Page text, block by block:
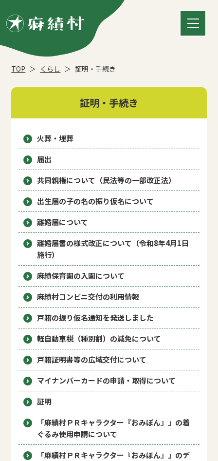
TOP くらし 証明・手続き
証明・手続き
火葬・埋葬
届出
共同親権について（民法等の一部改正法）
出生届の子の名の振り仮名について
離婚届について
離婚届書の様式改正について（令和8年4月1日
施行）
麻績保育園の入園について
麻績村コンビニ交付の利用情報
戸籍の振り仮名通知を発送しました
軽自動車税（種別割）の減免について
戸籍証明書等の広域交付について
マイナンバーカードの申請・取得について
証明
「麻績村ＰＲキャラクター『おみぽん』」の着
ぐるみ使用申請について
「麻績村ＰＲキャラクター『おみぽん』」のデ